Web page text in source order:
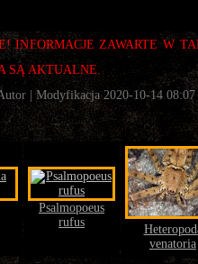
INFORMACJE ZAWARTE W
SĄ AKTUALNE.
| Modyfikacja 2020-10-14 08:07
Psalmopoeus
rufus
venatoria